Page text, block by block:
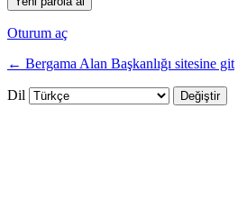
Oturum aç
← Bergama Alan Başkanlığı sitesine git
Dil